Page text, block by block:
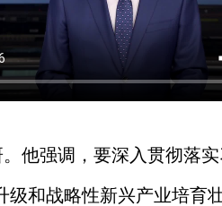
他强调，要深入贯彻落实
和战略性新兴产业培育